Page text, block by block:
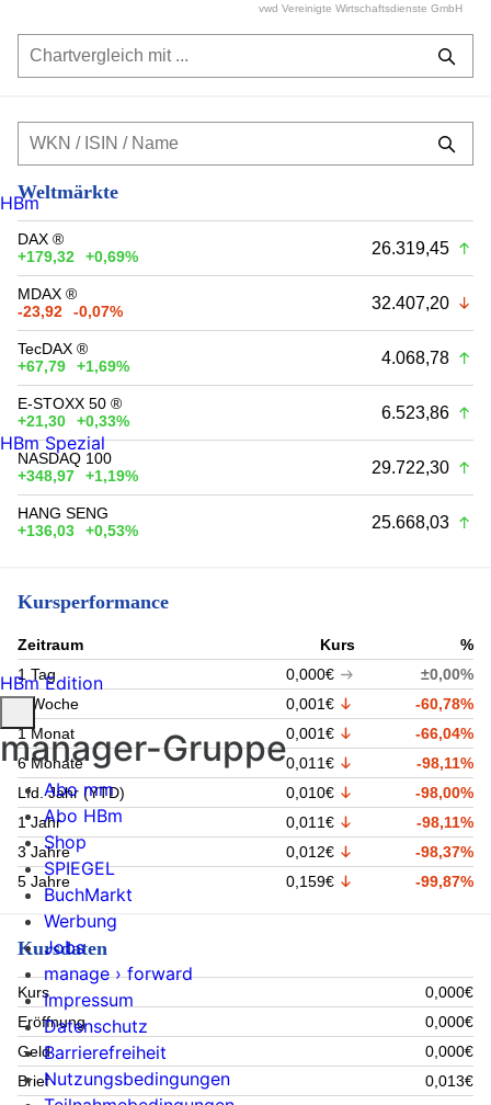
vwd Vereinigte Wirtschaftsdienste GmbH
Weltmärkte
DAX ®
+179,32
+0,69% 26.319,45
MDAX ®
-23,92
-0,07% 32.407,20
TecDAX ®
+67,79
+1,69% 4.068,78
E-STOXX 50 ®
+21,30
+0,33% 6.523,86
NASDAQ 100
+348,97
+1,19% 29.722,30
HANG SENG
+136,03
+0,53% 25.668,03
Kursperformance
Zeitraum Kurs
%
1 Tag
0,000€
±0,00%
1 Woche
0,001€
-60,78%
1 Monat
0,001€
-66,04%
6 Monate
0,011€
-98,11%
Lfd. Jahr (YTD)
0,010€
-98,00%
1 Jahr
0,011€
-98,11%
3 Jahre
0,012€
-98,37%
5 Jahre
0,159€ -99,87%
Kursdaten
Kurs
0,000€
Eröffnung
0,000€
Geld
0,000€
Brief
0,013€
HBm
HBm Spezial
HBm Edition
manager-Gruppe
Abo mm
Abo HBm
Shop
SPIEGEL
BuchMarkt
Werbung
Jobs
manage › forward
Impressum
Datenschutz
Barrierefreiheit
Nutzungsbedingungen